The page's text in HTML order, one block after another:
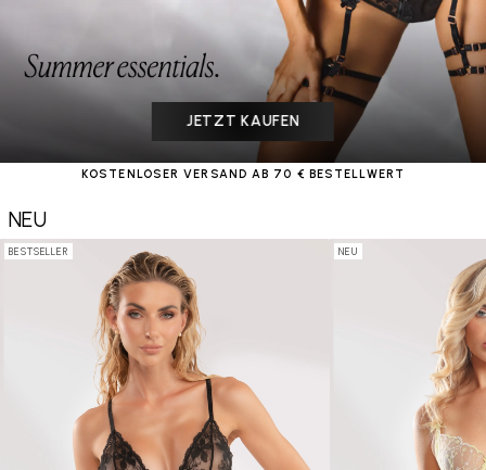
JETZT KAUFEN
KOSTENLOSER VERSAND AB 70 € BESTELLWERT
JETZT KAUFEN
EVERYDAY SETS JETZT KAUFEN
NEU
BESTSELLER NEU